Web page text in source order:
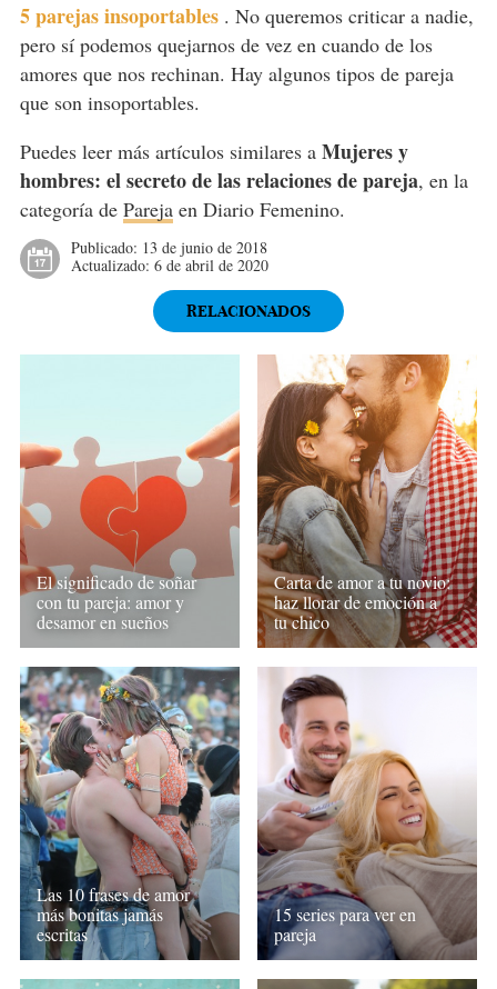
5 parejas insoportables . No queremos criticar a nadie,
pero sí podemos quejarnos de vez en cuando de los
amores que nos rechinan. Hay algunos tipos de pareja
que son insoportables.
Puedes leer más artículos similares a Mujeres y
hombres: el secreto de las relaciones de pareja, en la
categoría de Parejaen Diario Femenino.
Publicado: 13 de junio de 2018
Actualizado: 6 de abril de 2020
RELACIONADOS
El significado de soñar
con tu pareja: amor y
desamor en sueños
Carta de amor a tu novio:
haz llorar de emoción a
tu chico
Las 10 frases de amor
más bonitas jamás
escritas
15 series para ver en
pareja